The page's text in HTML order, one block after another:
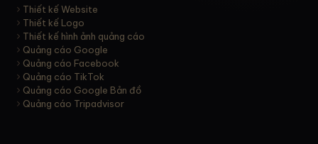
Thiết kế Website
Thiết kế Logo
Thiết kế hình ảnh quảng cáo
Quảng cáo Google
Quảng cáo Facebook
Quảng cáo TikTok
Quảng cáo Google Bản đồ
Quảng cáo Tripadvisor